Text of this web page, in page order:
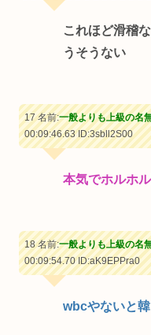
これほど滑稽
うそうない
17 名前:一般よりも上級の名
00:09:46.63ID:3sbll2S00
本気でホルホ
18 名前:一般よりも上級の名
00:09:54.70ID:aK9EPPra0
wbcやないと